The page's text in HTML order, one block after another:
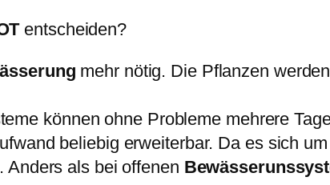
:
,
e
9
m
m
entscheiden?
mehr nötig. Die Pflanzen
können ohne Probleme mehrere
beliebig erweiterbar. Da es sich
Anders als bei offenen